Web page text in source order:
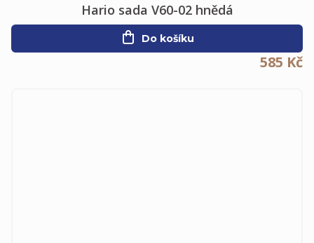
Hario sada V60-02 hnědá
585 Kč
Do košíku